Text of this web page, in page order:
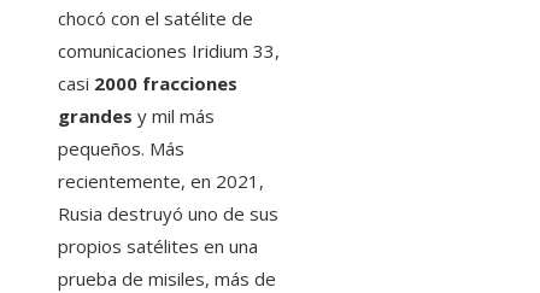
chocó con el satélite de
comunicaciones Iridium 33,
casi 2000 fracciones
grandes y mil más
pequeños. Más
recientemente, en 2021,
Rusia destruyó uno de sus
propios satélites en una
prueba de misiles, más de